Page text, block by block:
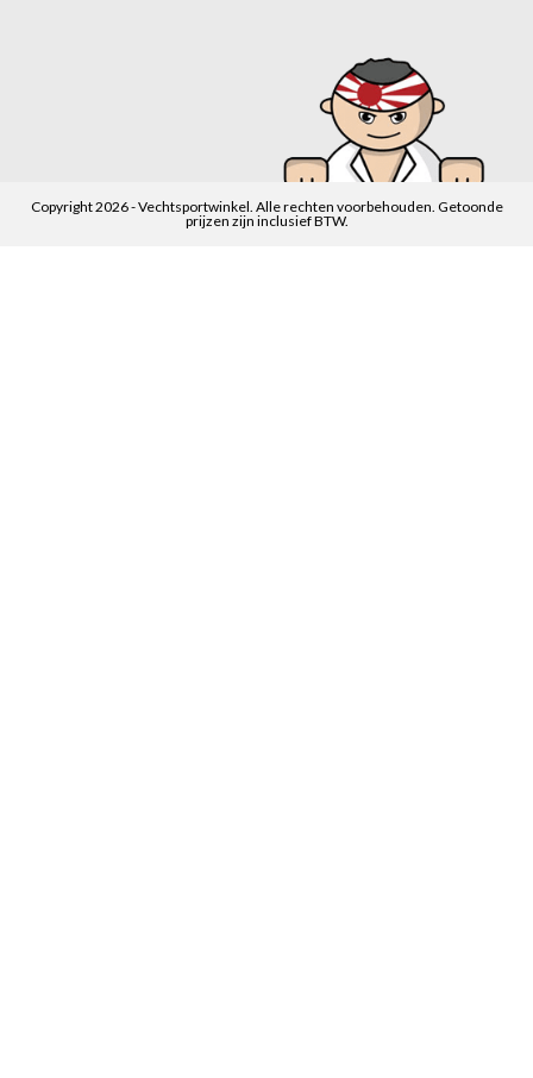
Copyright 2026 - Vechtsportwinkel. Alle rechten voorbehouden. Getoonde
prijzen zijn inclusief BTW.